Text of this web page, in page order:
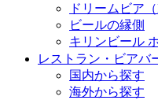
ドリームビア
ビールの縁側
キリンビール
レストラン・ビアバ
国内から探す
海外から探す